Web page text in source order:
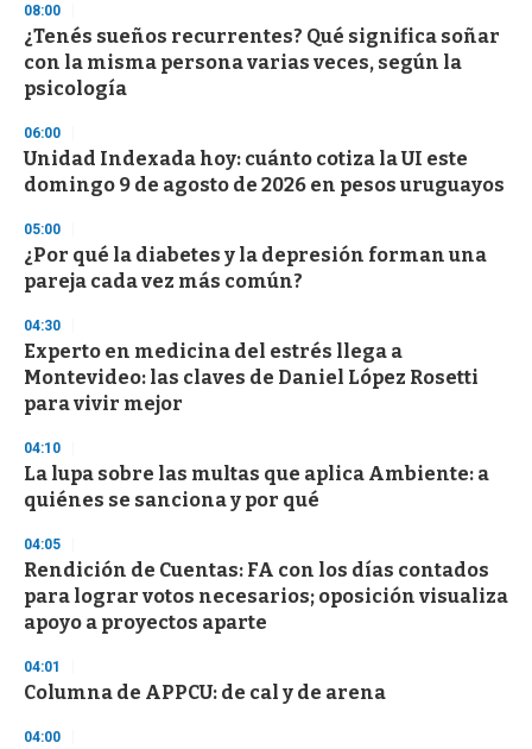
d
s
o
f
3
s
e
c
o
d
08:00
¿Tenés sueños recurrentes? Qué significa soñar
con la misma persona varias veces, según la
psicología
06:00
Unidad Indexada hoy: cuánto cotiza la UI este
domingo 9 de agosto de 2026 en pesos uruguayos
05:00
¿Por qué la diabetes y la depresión forman una
pareja cada vez más común?
04:30
Experto en medicina del estrés llega a
Montevideo: las claves de Daniel López Rosetti
para vivir mejor
04:10
La lupa sobre las multas que aplica Ambiente: a
quiénes se sanciona y por qué
04:05
Rendición de Cuentas: FA con los días contados
para lograr votos necesarios; oposición visualiza
apoyo a proyectos aparte
04:01
Columna de APPCU: de cal y de arena
04:00